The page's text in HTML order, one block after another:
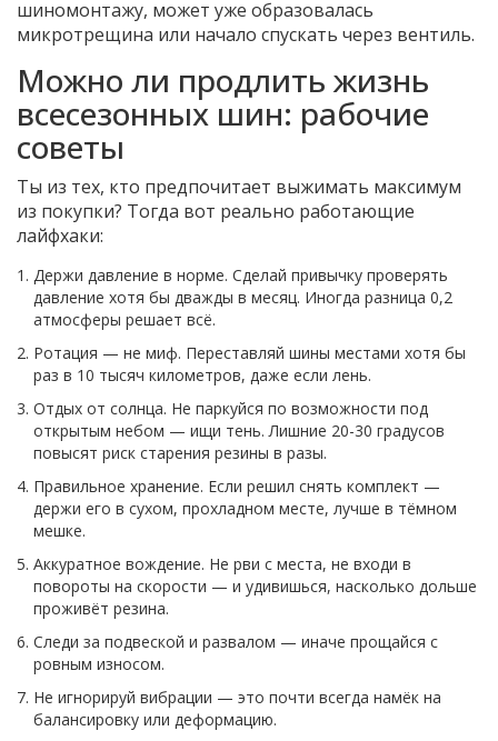
шиномонтажу, может уже образовалась
микротрещина или начало спускать через вентиль.
Можно ли продлить жизнь
всесезонных шин: рабочие
советы
Ты из тех, кто предпочитает выжимать максимум
из покупки? Тогда вот реально работающие
лайфхаки:
Держи давление в норме. Сделай привычку проверять
давление хотя бы дважды в месяц. Иногда разница 0,2
атмосферы решает всё.
Ротация — не миф. Переставляй шины местами хотя бы
раз в 10 тысяч километров, даже если лень.
Отдых от солнца. Не паркуйся по возможности под
открытым небом — ищи тень. Лишние 20-30 градусов
повысят риск старения резины в разы.
Правильное хранение. Если решил снять комплект —
держи его в сухом, прохладном месте, лучше в тёмном
мешке.
Аккуратное вождение. Не рви с места, не входи в
повороты на скорости — и удивишься, насколько дольше
проживёт резина.
Следи за подвеской и развалом — иначе прощайся с
ровным износом.
Не игнорируй вибрации — это почти всегда намёк на
балансировку или деформацию.